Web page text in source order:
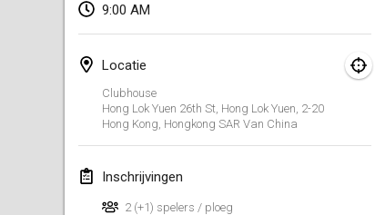
9:00 AM
Locatie
Clubhouse
Hong Lok Yuen 26th St, Hong Lok Yuen, 2-20
Hong Kong Hongkong SAR Van China
Inschrijvingen
2 (+1) spelers / ploeg
26 jan. 2019
26 jan. 2019
februari 2019
2 feb. 2019